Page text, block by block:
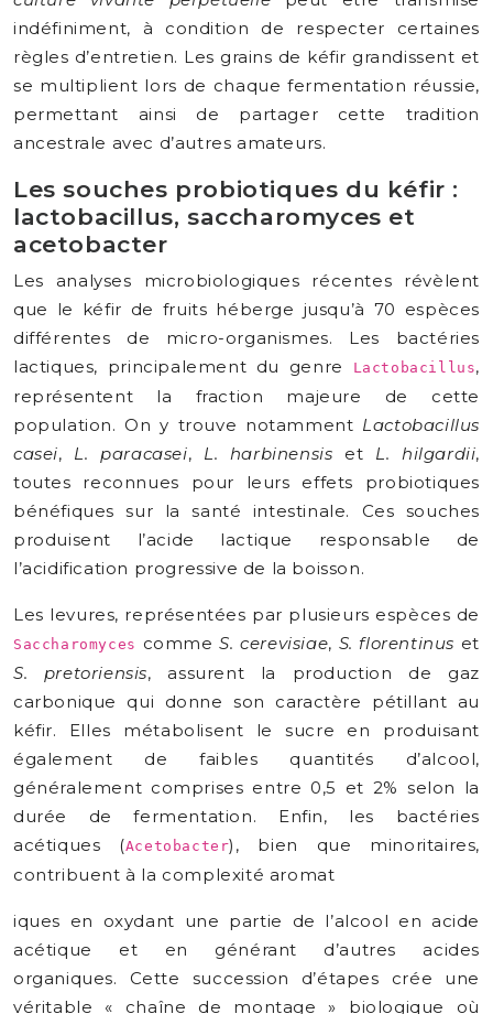
indéfiniment, à condition de respecter certaines
règles d’entretien. Les grains de kéfir grandissent et
se multiplient lors de chaque fermentation réussie,
permettant ainsi de partager cette tradition
ancestrale avec d’autres amateurs.
Les souches probiotiques du kéfir :
lactobacillus, saccharomyces et
acetobacter
Les analyses microbiologiques récentes révèlent
que le kéfir de fruits héberge jusqu’à 70 espèces
différentes de micro-organismes. Les bactéries
lactiques, principalement du genre
Lactobacillus,
représentent la fraction majeure de cette
population. On y trouve notamment Lactobacillus
casei, L. paracasei, L. harbinensis et L. hilgardii,
toutes reconnues pour leurs effets probiotiques
bénéfiques sur la santé intestinale. Ces souches
produisent l’acide lactique responsable de
l’acidification progressive de la boisson.
Les levures, représentées par plusieurs espèces de
Saccharomyces commeS. cerevisiae, S. florentinus et
S. pretoriensis, assurent la production de gaz
carbonique qui donne son caractère pétillant au
kéfir. Elles métabolisent le sucre en produisant
également de faibles quantités d’alcool,
généralement comprises entre 0,5 et 2% selon la
durée de fermentation. Enfin, les bactéries
acétiques (Acetobacter), bien que minoritaires,
contribuent à la complexité aromat
iques en oxydant une partie de l’alcool en acide
acétique et en générant d’autres acides
organiques. Cette succession d’étapes crée une
véritable « chaîne de montage » biologique où